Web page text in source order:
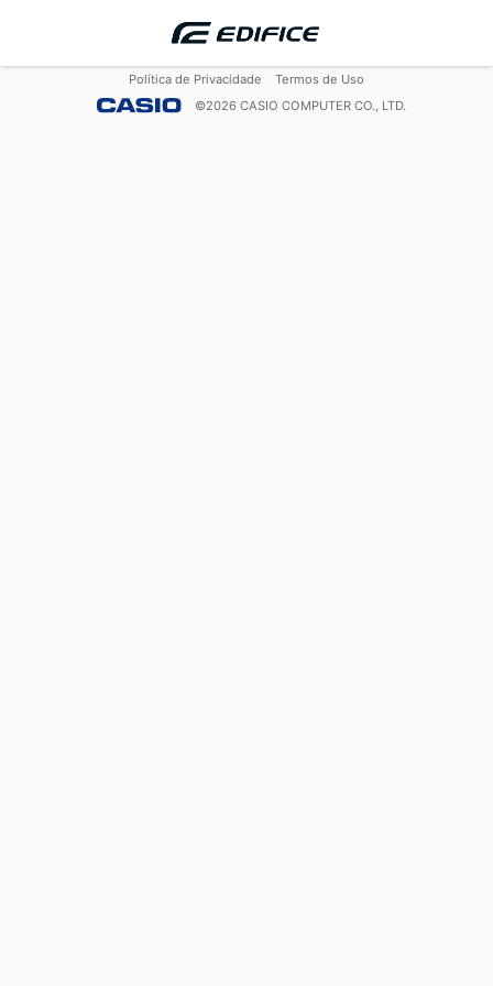
Política de Privacidade
Termos de Uso
©2026 CASIO COMPUTER CO., LTD.